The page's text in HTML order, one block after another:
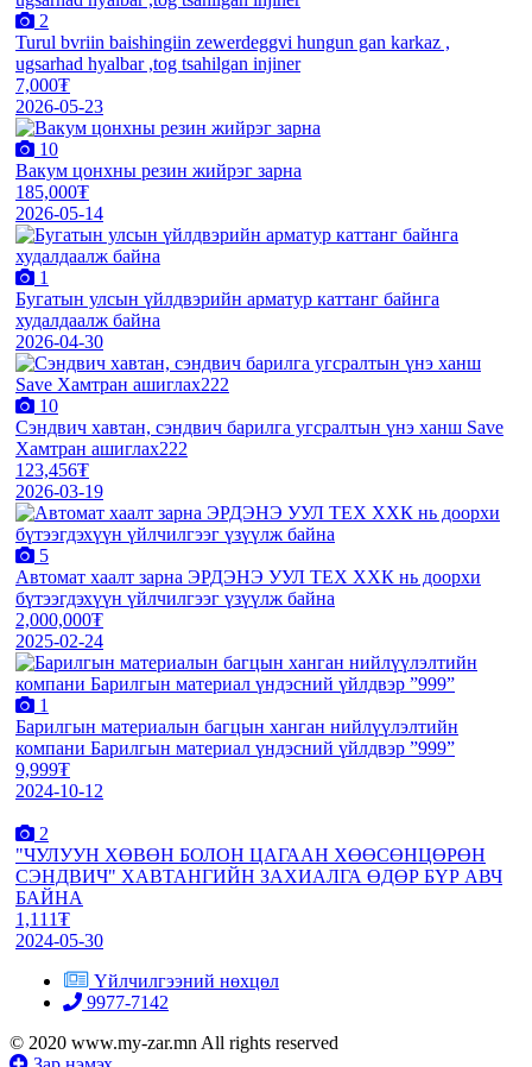
2
Turul bvriin baishingiin zewerdeggvi hungun gan karkaz ,
ugsarhad hyalbar ,tog tsahilgan injiner
7,000₮
2026-05-23
10
Вакум цонхны резин жийрэг зарна
185,000₮
2026-05-14
1
Бугатын улсын үйлдвэрийн арматур каттанг байнга
худалдаалж байна
2026-04-30
10
Сэндвич хавтан, сэндвич барилга угсралтын үнэ ханш Save
Хамтран ашиглах222
123,456₮
2026-03-19
5
Автомат хаалт зарна ЭРДЭНЭ УУЛ ТЕХ ХХК нь доорхи
бүтээгдэхүүн үйлчилгээг үзүүлж байна
2,000,000₮
2025-02-24
1
Барилгын материалын багцын ханган нийлүүлэлтийн
компани Барилгын материал үндэсний үйлдвэр ”999”
9,999₮
2024-10-12
2
"ЧУЛУУН ХӨВӨН БОЛОН ЦАГААН ХӨӨСӨНЦӨРӨН
СЭНДВИЧ" ХАВТАНГИЙН ЗАХИАЛГА ӨДӨР БҮР АВЧ
БАЙНА
1,111₮
2024-05-30
Үйлчилгээний нөхцөл
9977-7142
© 2020 www.my-zar.mn All rights reserved